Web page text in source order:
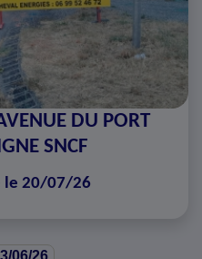
DU PORT
SNCF
le 20/07/26